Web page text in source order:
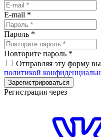
E-mail *
Пароль *
Повторите пароль *
Отправляя эту форму
политикой
Зарегистрироваться
Регистрация через